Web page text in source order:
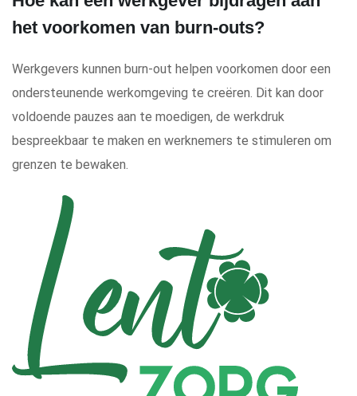
het voorkomen van burn-outs?
Werkgevers kunnen burn-out helpen voorkomen door een
ondersteunende werkomgeving te creëren. Dit kan door
voldoende pauzes aan te moedigen, de werkdruk
bespreekbaar te maken en werknemers te stimuleren om
grenzen te bewaken.